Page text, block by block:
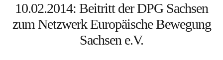
10.02.2014: Beitritt der DPG Sachsen
zum Netzwerk Europäische Bewegung
Sachsen e.V.